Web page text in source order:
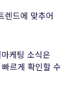
렌드에 맞추어
케팅 소식은
르게 확인할 수